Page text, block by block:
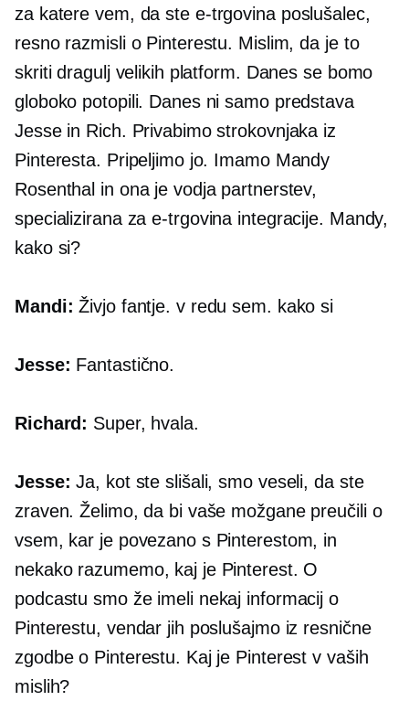
za katere vem, da ste e-trgovinaposlušalec,
resno razmisli o Pinterestu. Mislim, da je to
skriti dragulj velikih platform. Danes se bomo
globoko potopili. Danes ni samo predstava
Jesse in Rich. Privabimo strokovnjaka iz
Pinteresta. Pripeljimo jo. Imamo Mandy
Rosenthal in ona je vodja partnerstev,
specializirana zae-trgovina integracije. Mandy,
kako si?
Mandi: Živjo fantje. v redu sem. kako si
Jesse: Fantastično.
Richard: Super, hvala.
Jesse: Ja, kot ste slišali, smo veseli, da ste
zraven. Želimo, da bi vaše možgane preučili o
vsem, kar je povezano s Pinterestom, in
nekako razumemo, kaj je Pinterest. O
podcastu smo že imeli nekaj informacij o
Pinterestu, vendar jih poslušajmo iz resnične
zgodbe o Pinterestu. Kaj je Pinterest v vaših
mislih?